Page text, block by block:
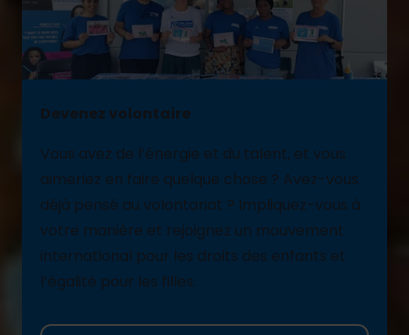
Devenez volontaire
Vous avez de l’énergie et du talent, et vous
aimeriez en faire quelque chose ? Avez-vous
déjà pensé au volontariat ? Impliquez-vous à
votre manière et rejoignez un mouvement
international pour les droits des enfants et
l’égalité pour les filles.